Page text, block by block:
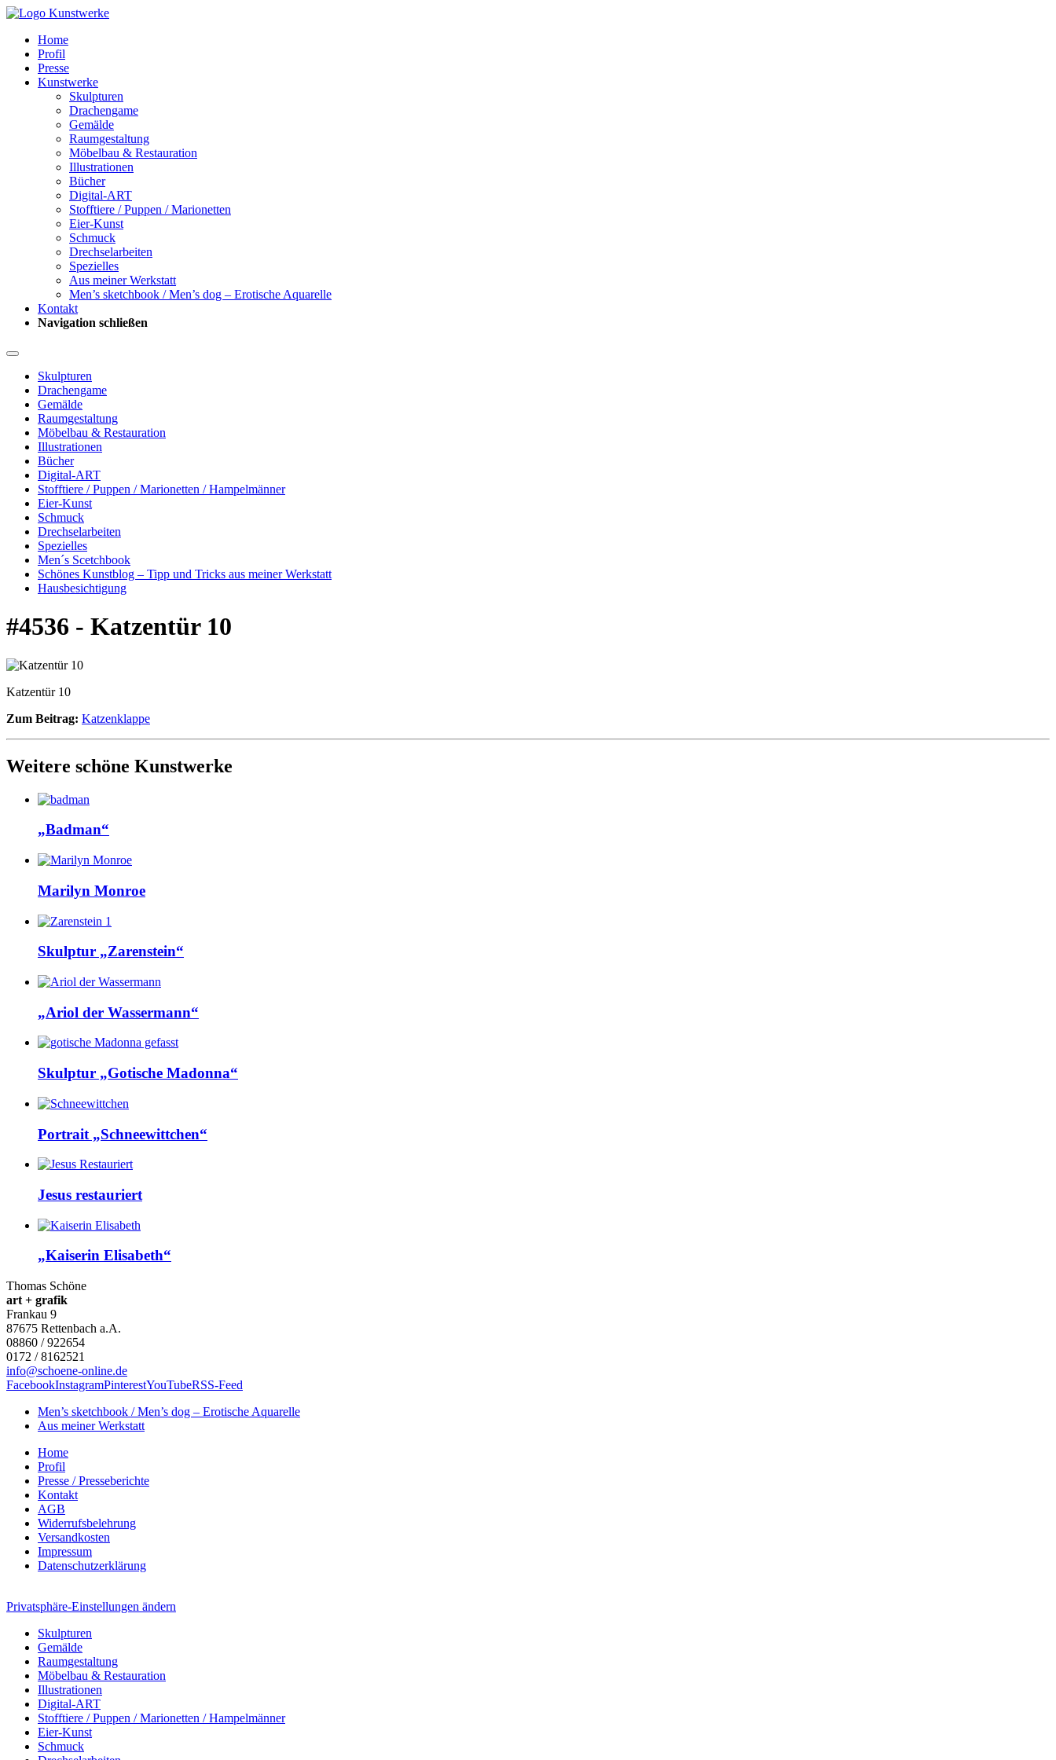
Home
Profil
Presse
Kunstwerke
Skulpturen
Drachengame
Gemälde
Raumgestaltung
Möbelbau & Restauration
Illustrationen
Bücher
Digital-ART
Stofftiere / Puppen / Marionetten
Eier-Kunst
Schmuck
Drechselarbeiten
Spezielles
Aus meiner Werkstatt
Men’s sketchbook / Men’s dog – Erotische Aquarelle
Kontakt
Navigation schließen
Skulpturen
Drachengame
Gemälde
Raumgestaltung
Möbelbau & Restauration
Illustrationen
Bücher
Digital-ART
Stofftiere / Puppen / Marionetten / Hampelmänner
Eier-Kunst
Schmuck
Drechselarbeiten
Spezielles
Men´s Scetchbook
Schönes Kunstblog – Tipp und Tricks aus meiner Werkstatt
Hausbesichtigung
#4536 - Katzentür 10
Katzentür 10
Zum Beitrag: Katzenklappe
Weitere schöne Kunstwerke
„Badman“
Marilyn Monroe
Skulptur „Zarenstein“
„Ariol der Wassermann“
Skulptur „Gotische Madonna“
Portrait „Schneewittchen“
Jesus restauriert
„Kaiserin Elisabeth“
Thomas Schöne
art + grafik
Frankau 9
87675 Rettenbach a.A.
08860 / 922654
0172 / 8162521
info@schoene-online.de
FacebookInstagramPinterestYouTubeRSS-Feed
Men’s sketchbook / Men’s dog – Erotische Aquarelle
Aus meiner Werkstatt
Home
Profil
Presse / Presseberichte
Kontakt
AGB
Widerrufsbelehrung
Versandkosten
Impressum
Datenschutzerklärung
Privatsphäre-Einstellungen ändern
Skulpturen
Gemälde
Raumgestaltung
Möbelbau & Restauration
Illustrationen
Digital-ART
Stofftiere / Puppen / Marionetten / Hampelmänner
Eier-Kunst
Schmuck